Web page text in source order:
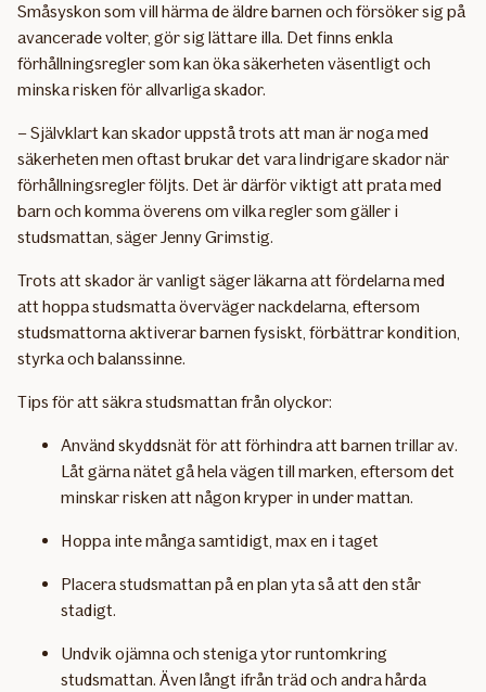
Småsyskon som vill härma de äldre barnen och försöker sig på
avancerade volter, gör sig lättare illa. Det finns enkla
förhållningsregler som kan öka säkerheten väsentligt och
minska risken för allvarliga skador.
– Självklart kan skador uppstå trots att man är noga med
säkerheten men oftast brukar det vara lindrigare skador när
förhållningsregler följts. Det är därför viktigt att prata med
barn och komma överens om vilka regler som gäller i
studsmattan, säger Jenny Grimstig.
Trots att skador är vanligt säger läkarna att fördelarna med
att hoppa studsmatta överväger nackdelarna, eftersom
studsmattorna aktiverar barnen fysiskt, förbättrar kondition,
styrka och balanssinne.
Tips för att säkra studsmattan från olyckor:
Använd skyddsnät för att förhindra att barnen trillar av.
Låt gärna nätet gå hela vägen till marken, eftersom det
minskar risken att någon kryper in under mattan.
Hoppa inte många samtidigt, max en i taget
Placera studsmattan på en plan yta så att den står
stadigt.
Undvik ojämna och steniga ytor runtomkring
studsmattan. Även långt ifrån träd och andra hårda